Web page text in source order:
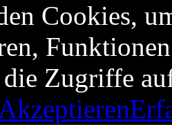
Cookies,
Zugriffe